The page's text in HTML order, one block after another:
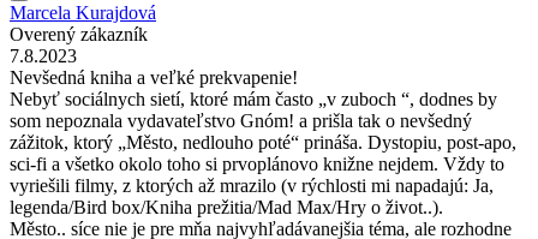
Marcela Kurajdová
Overený zákazník
7.8.2023
Nevšedná kniha a veľké prekvapenie!
Nebyť sociálnych sietí, ktoré mám často „v zuboch “, dodnes by
som nepoznala vydavateľstvo Gnóm! a prišla tak o nevšedný
zážitok, ktorý „Město, nedlouho poté“ prináša. Dystopiu, post-apo,
sci-fi a všetko okolo toho si prvoplánovo knižne nejdem. Vždy to
vyriešili filmy, z ktorých až mrazilo (v rýchlosti mi napadajú: Ja,
legenda/Bird box/Kniha prežitia/Mad Max/Hry o život..).
Město.. síce nie je pre mňa najvyhľadávanejšia téma, ale rozhodne